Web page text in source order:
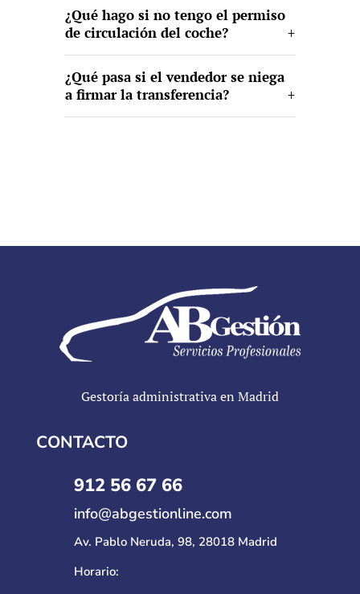
¿Qué hago si no tengo el permiso
de circulación del coche?
¿Qué pasa si el vendedor se niega
a firmar la transferencia?
Gestoría administrativa en Madrid
CONTACTO
912 56 67 66
info@abgestionline.com
Av. Pablo Neruda, 98, 28018 Madrid
Horario: